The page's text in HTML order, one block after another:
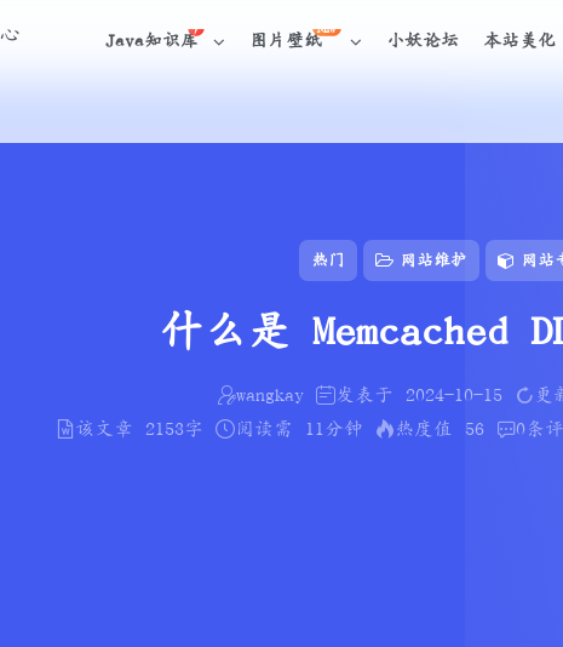
热门 网站维护 网站
什么是 Memcached
wangkay 发表于 2024-10-15 更
该文章
2153字 阅读需 11分钟 热度值 56 0 条
Java知识库 图片壁纸
NEW
小妖论坛 本站美化